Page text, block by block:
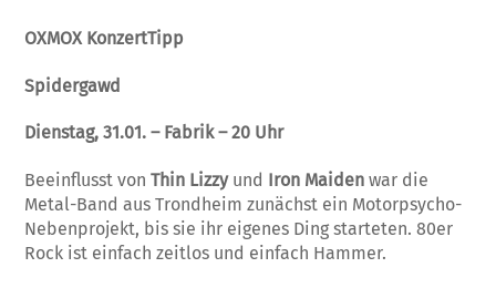
OXMOX KonzertTipp
Spidergawd
Dienstag, 31.01. – Fabrik – 20 Uhr
Beeinflusst vonThin Lizzyund Iron Maiden war die
Metal-Band aus Trondheim zunächst ein Motorpsycho-
Nebenprojekt, bis sie ihr eigenes Ding starteten. 80er
Rock ist einfach zeitlos und einfach Hammer.